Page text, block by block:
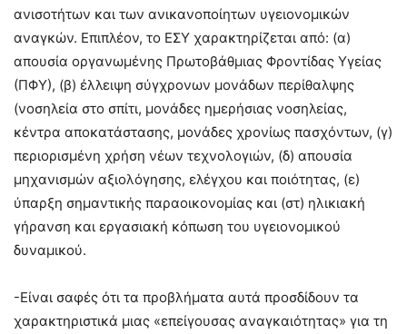
ανισοτήτων και των ανικανοποίητων υγειονομικών
αναγκών. Επιπλέον, το ΕΣΥ χαρακτηρίζεται από: (α)
απουσία οργανωμένης Πρωτοβάθμιας Φροντίδας Υγείας
(ΠΦΥ), (β) έλλειψη σύγχρονων μονάδων περίθαλψης
(νοσηλεία στο σπίτι, μονάδες ημερήσιας νοσηλείας,
κέντρα αποκατάστασης, μονάδες χρονίως πασχόντων, (γ)
περιορισμένη χρήση νέων τεχνολογιών, (δ) απουσία
μηχανισμών αξιολόγησης, ελέγχου και ποιότητας, (ε)
ύπαρξη σημαντικής παραοικονομίας και (στ) ηλικιακή
γήρανση και εργασιακή κόπωση του υγειονομικού
δυναμικού.
-Είναι σαφές ότι τα προβλήματα αυτά προσδίδουν τα
χαρακτηριστικά μιας «επείγουσας αναγκαιότητας» για τη